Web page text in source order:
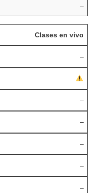
–
Clases en vivo
–
–
–
–
–
–